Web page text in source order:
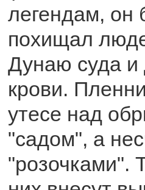
легендам, он
похищал
Дунаю суда и
крови.
утесе над
"садом", а
"розочками".